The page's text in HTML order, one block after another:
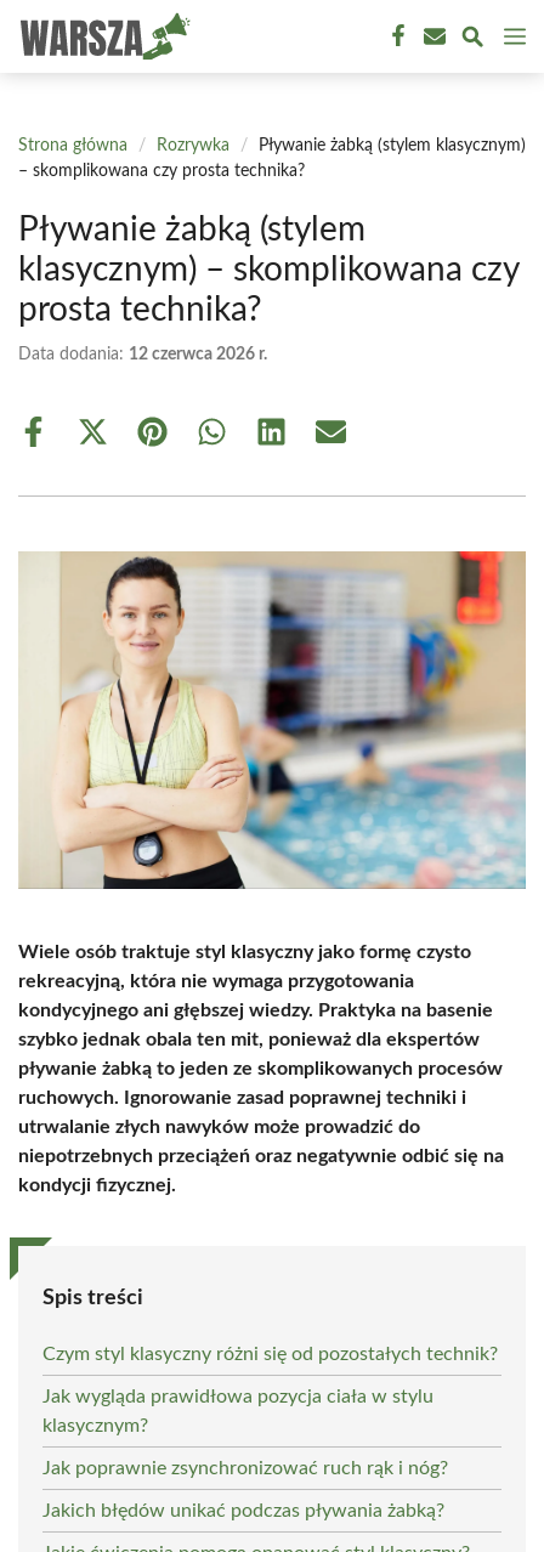
treści
Strona główna / Rozrywka /
Pływanie żabką (stylem klasycznym)
– skomplikowana czy prosta technika?
Pływanie żabką (stylem
klasycznym) – skomplikowana czy
prosta technika?
Data dodania: 12 czerwca 2026 r.
Share
Share
(Twitter)
Share Share Share Share
Wiele osób traktuje styl klasyczny jako formę czysto
rekreacyjną, która nie wymaga przygotowania
kondycyjnego ani głębszej wiedzy. Praktyka na basenie
szybko jednak obala ten mit, ponieważ dla ekspertów
pływanie żabką to jeden ze skomplikowanych procesów
ruchowych. Ignorowanie zasad poprawnej techniki i
utrwalanie złych nawyków może prowadzić do
niepotrzebnych przeciążeń oraz negatywnie odbić się na
kondycji fizycznej.
Spis treści
Czym styl klasyczny różni się od pozostałych technik?
Jak wygląda prawidłowa pozycja ciała w stylu
klasycznym?
Jak poprawnie zsynchronizować ruch rąk i nóg?
Jakich błędów unikać podczas pływania żabką?